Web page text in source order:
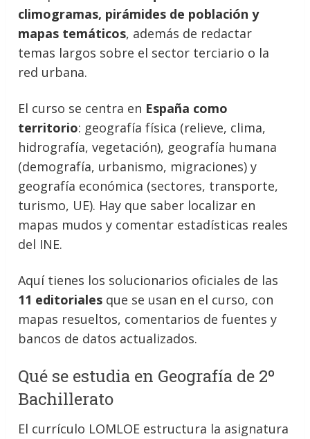
climogramas, pirámides de población y
mapas temáticos, además de redactar
temas largos sobre el sector terciario o la
red urbana.
El curso se centra en España como
territorio: geografía física (relieve, clima,
hidrografía, vegetación), geografía humana
(demografía, urbanismo, migraciones) y
geografía económica (sectores, transporte,
turismo, UE). Hay que saber localizar en
mapas mudos y comentar estadísticas reales
del INE.
Aquí tienes los solucionarios oficiales de las
11 editoriales que se usan en el curso, con
mapas resueltos, comentarios de fuentes y
bancos de datos actualizados.
Qué se estudia en Geografía de 2º
Bachillerato
El currículo LOMLOE estructura la asignatura